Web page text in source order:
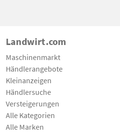
Landwirt.com
Maschinenmarkt
Händlerangebote
Kleinanzeigen
Händlersuche
Versteigerungen
Alle Kategorien
Alle Marken